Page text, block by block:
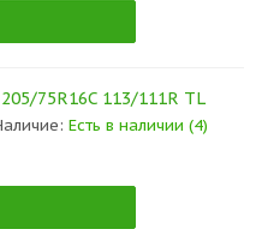
75R16C 113/111R TL
Есть в наличии (4)